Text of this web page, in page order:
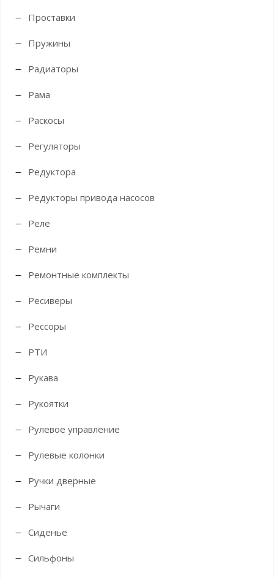
Проставки
Пружины
Радиаторы
Рама
Раскосы
Регуляторы
Редуктора
Редукторы привода насосов
Реле
Ремни
Ремонтные комплекты
Ресиверы
Рессоры
РТИ
Рукава
Рукоятки
Рулевое управление
Рулевые колонки
Ручки дверные
Рычаги
Сиденье
Сильфоны